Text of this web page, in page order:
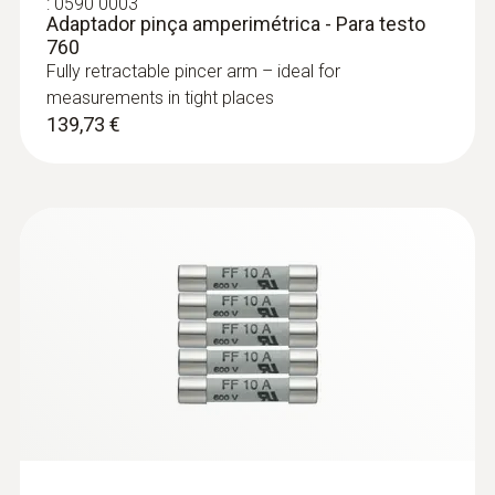
: 0602 4692
Sonda pinça - Sonda pinça
Sonda pinça para medições em tubagens,
Adaptador pinça amperimétrica - Para testo
760
Fully retractable pincer arm – ideal for
measurements in tight places
139,73 €